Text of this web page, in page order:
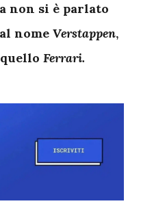
non si è parlato
nome Verstappen,
Ferrari.